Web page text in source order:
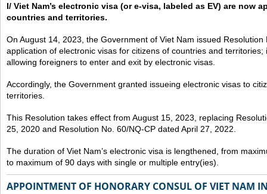
I/ Viet Nam’s electronic visa (or e-visa, labeled as EV) are now
countries and territories.
On August 14, 2023, the Government of Viet Nam issued
application of electronic visas for citizens of countries and
allowing foreigners to enter and exit by electronic visas.
Accordingly, the Government granted issueing electronic visas to
territories.
This Resolution takes effect from August 15, 2023, replacing
25, 2020 and Resolution No. 60/NQ-CP dated April 27, 2022.
The duration of Viet Nam’s electronic visa is lengthened, from
to maximum of 90 days with single or multiple entry(ies).
APPOINTMENT OF HONORARY CONSUL OF VIET NAM